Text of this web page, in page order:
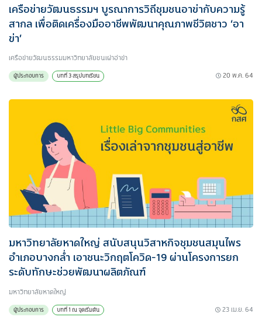
เครือข่ายวัฒนธรรมฯ บูรณาการวิถีชุมชนอาข่ากับความรู้
สากล เพื่อติดเครื่องมืออาชีพพัฒนาคุณภาพชีวิตชาว ‘อา
ข่า’
เครือข่ายวัฒนธรรมมหาวิทยาลัยชนเผ่าอ่าข่า
ผู้ประกอบการ บทที่ 3 สรุปบทเรียน 20 พ.ค. 64
มหาวิทยาลัยหาดใหญ่ สนับสนุนวิสาหกิจชุมชนสมุนไพร
อำเภอบางกล่ำ เอาชนะวิกฤตโควิด-19 ผ่านโครงการยก
ระดับทักษะช่วยพัฒนาผลิตภัณฑ์
มหาวิทยาลัยหาดใหญ่
ผู้ประกอบการ บทที่ 1 ณ จุดเริ่มต้น 23 เม.ย. 64